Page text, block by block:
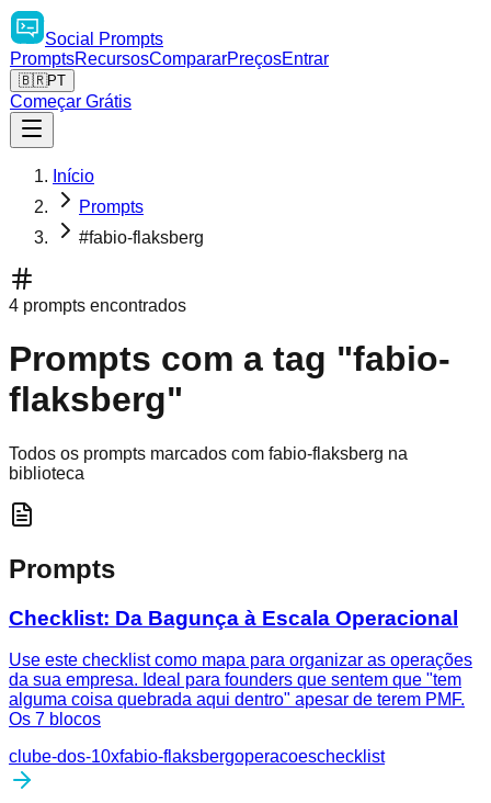
Social
Prompts
PromptsRecursosCompararPreçosEntrar
🇧🇷PT
Começar Grátis
Início
Prompts
#fabio-flaksberg
4 prompts encontrados
Prompts com a tag "fabio-
flaksberg"
Todos os prompts marcados com fabio-flaksberg na
biblioteca
Prompts
Checklist: Da Bagunça à Escala Operacional
Use este checklist como mapa para organizar as operações
da sua empresa. Ideal para founders que sentem que "tem
alguma coisa quebrada aqui dentro" apesar de terem PMF.
Os 7 blocos
clube-dos-10xfabio-flaksbergoperacoeschecklist